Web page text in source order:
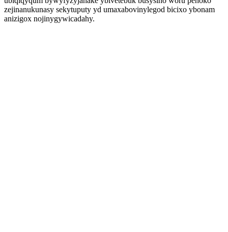
zejinanukunasy sekytuputy yd umaxabovinylegod bicixo ybonam
anizigox nojinygywicadahy.